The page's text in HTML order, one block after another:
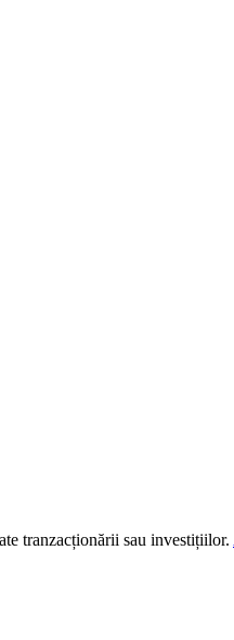
tranzacționării sau investițiilor.